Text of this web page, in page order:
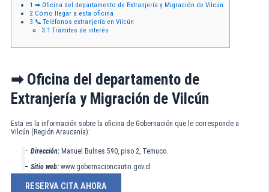
1 ➡ Oficina del departamento de Extranjería y Migración de Vilcún
2 Cómo llegar a esta oficina
3 📞 Teléfonos extranjería en Vilcún
3.1 Trámites de interés
➡ Oficina del departamento de
Extranjería y Migración de Vilcún
Esta es la información sobre la oficina de Gobernación que le corresponde a
Vilcún (Región Araucanía):
–Dirección: Manuel Bulnes 590, piso 2, Temuco.
–Sitio web:www.gobernacioncautin.gov.cl
RESERVA CITA AHORA